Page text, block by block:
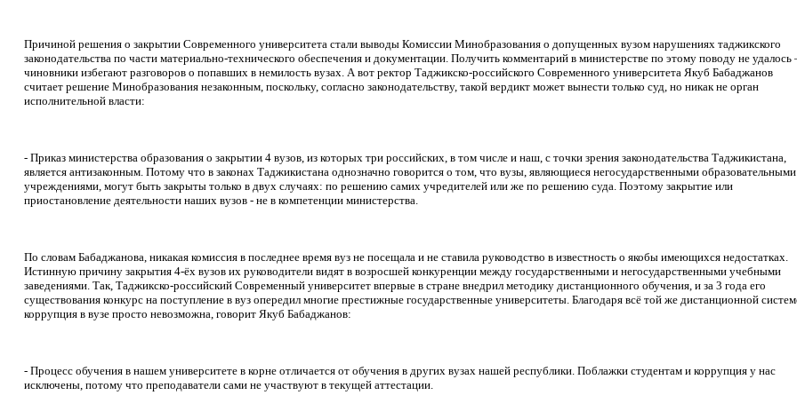
Причиной решения о закрытии Современного университета стали выводы Комиссии Минобразования о допущенных вузом нарушениях таджикского
законодательства по части материально-технического обеспечения и документации. Получить комментарий в министерстве по этому поводу не удалось
чиновники избегают разговоров о попавших в немилость вузах. А вот ректор Таджикско-российского Современного университета Якуб Бабаджанов
считает решение Минобразования незаконным, поскольку, согласно законодательству, такой вердикт может вынести только суд, но никак не орган
исполнительной власти:
- Приказ министерства образования о закрытии 4 вузов, из которых три российских, в том числе и наш, с точки зрения законодательства Таджикистана,
является антизаконным. Потому что в законах Таджикистана однозначно говорится о том, что вузы, являющиеся негосударственными образовательными
учреждениями, могут быть закрыты только в двух случаях: по решению самих учредителей или же по решению суда. Поэтому закрытие или
приостановление деятельности наших вузов - не в компетенции министерства.
По словам Бабаджанова, никакая комиссия в последнее время вуз не посещала и не ставила руководство в известность о якобы имеющихся недостатках.
Истинную причину закрытия 4-ёх вузов их руководители видят в возросшей конкуренции между государственными и негосударственными учебными
заведениями. Так, Таджикско-российский Современный университет впервые в стране внедрил методику дистанционного обучения, и за 3 года его
существования конкурс на поступление в вуз опередил многие престижные государственные университеты. Благодаря всё той же дистанционной
коррупция в вузе просто невозможна, говорит Якуб Бабаджанов:
- Процесс обучения в нашем университете в корне отличается от обучения в других вузах нашей республики. Поблажки студентам и коррупция у нас
исключены, потому что преподаватели сами не участвуют в текущей аттестации.